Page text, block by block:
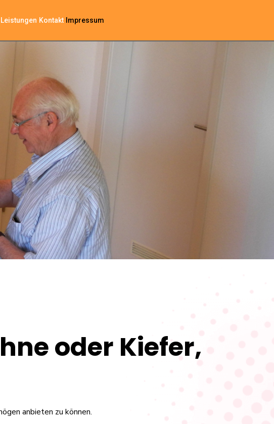
Leistungen Kontakt Impressum
oder Kiefer,
anbieten zu können.